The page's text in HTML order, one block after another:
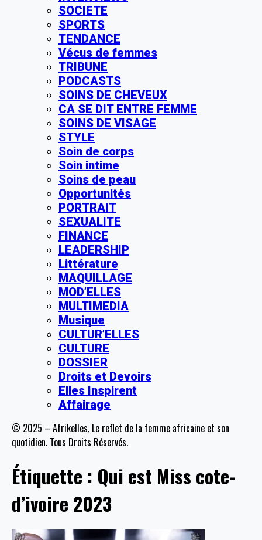
SOCIETE
SPORTS
TENDANCE
Vécus de femmes
TRIBUNE
PODCASTS
SOINS DE CHEVEUX
CA SE DIT ENTRE FEMME
SOINS DE VISAGE
STYLE
Soin de corps
Soin intime
Soins de peau
Opportunités
PORTRAIT
SEXUALITE
FINANCE
LEADERSHIP
Littérature
MAQUILLAGE
MOD’ELLES
MULTIMEDIA
Musique
CULTUR’ELLES
CULTURE
DOSSIER
Droits et Devoirs
Elles Inspirent
Affairage
© 2025 – Afrikelles, Le reflet de la femme africaine et son
quotidien. Tous Droits Réservés.
Étiquette : Qui est Miss cote-
d’ivoire 2023